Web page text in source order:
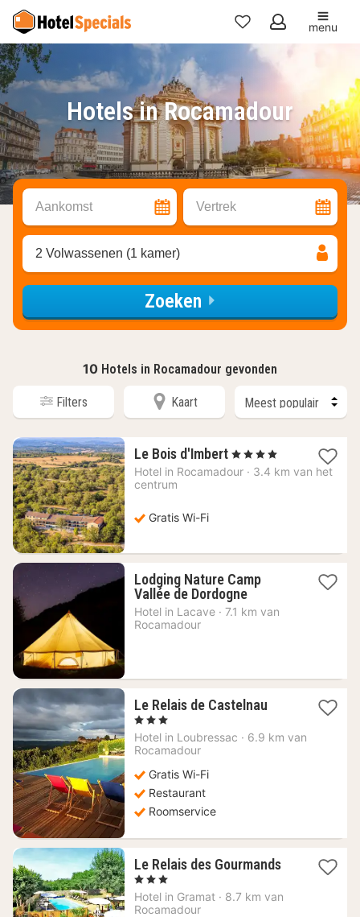
Mijn
favorieten
menu
Hotels in Rocamadour
Aankomst Vertrek
2 Volwassenen (1 kamer)
Zoeken
10 Hotels in Rocamadour gevonden
Filters Kaart
Le Bois d'Imbert 1
nacht
, 4 Sterren
Hotel in Rocamadour · 3.4 km van het
centrum
Gratis Wi-Fi
Lodging Nature Camp
Vallée de Dordogne1
nacht
Hotel in Lacave · 7.1 km van
Rocamadour
Le Relais de Castelnau1
vanaf
, 3 Sterren
Hotel in Loubressac · 6.9 km van
Rocamadour
Gratis Wi-Fi
Restaurant
Roomservice
Le Relais des Gourmands1
vanaf
, 3 Sterren
Hotel in Gramat · 8.7 km van
Rocamadour